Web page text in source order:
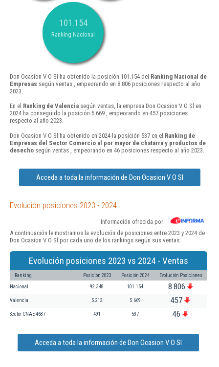
101.154
Ranking Nacional
Don Ocasion V O Sl ha obtenido la posición 101.154 del Ranking Nacional de
Empresas según ventas , empeorando en 8.806 posiciones respecto al año
2023.
En el Ranking de Valencia según ventas, la empresa Don Ocasion V O Sl en
2024 ha conseguido la posición 5.669 , empeorando en 457 posiciones
respecto al año 2023.
Don Ocasion V O Sl ha obtenido en 2024 la posición 537 en el Ranking de
Empresas del Sector Comercio al por mayor de chatarra y productos de
desecho según ventas , empeorando en 46 posiciones respecto al año 2023.
Acceda a toda la información de Don Ocasion V O Sl
Evolución posiciones 2023 - 2024
Información ofrecida por
A continuación le mostramos la evolución de posiciones entre 2023 y 2024 de
Don Ocasion V O Sl por cada uno de los rankings según sus ventas:
Evolución posiciones 2023 vs 2024 - Ventas
Ranking Posición 2023 Posición 2024 Evolución Posiciones
Nacional 92.348 101.154 8.806
Valencia 5.212 5.669 457
Sector CNAE 4687 491 537 46
Acceda a toda la información de Don Ocasion V O Sl